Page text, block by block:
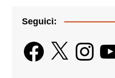
Seguici:
Facebook
X Instagram